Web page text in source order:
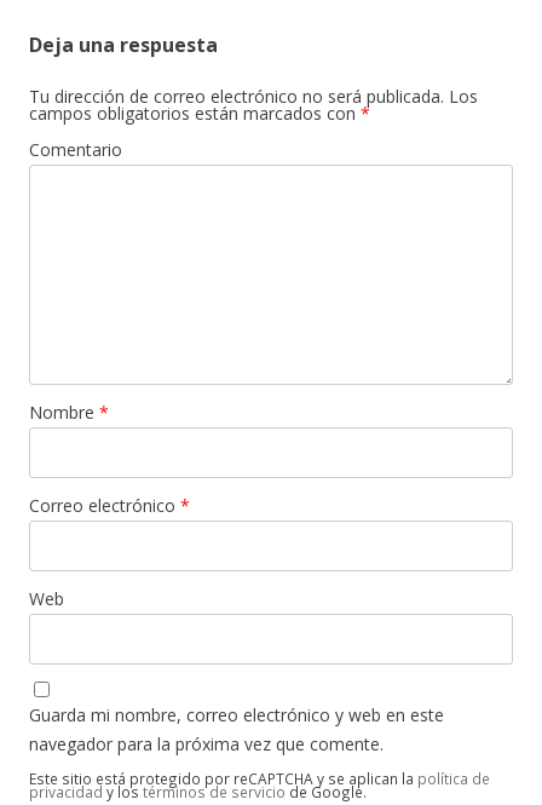
Deja una respuesta
Tu dirección de correo electrónico no será publicada. Los
campos obligatorios están marcados con *
Comentario
Nombre *
Correo electrónico *
Web
Guarda mi nombre, correo electrónico y web en este
navegador para la próxima vez que comente.
Este sitio está protegido por reCAPTCHA y se aplican la política de
privacidad y los términos de servicio de Google.